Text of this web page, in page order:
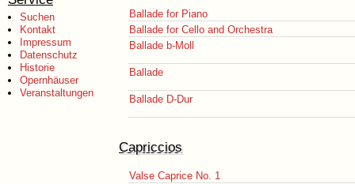
Suchen
Kontakt
Impressum
Datenschutz
Historie
Opernhäuser
Veranstaltungen
Ballade for Piano
Ballade for Cello and Orchestra
Ballade b-Moll
Ballade
Ballade D-Dur
Capriccios
Valse Caprice No. 1